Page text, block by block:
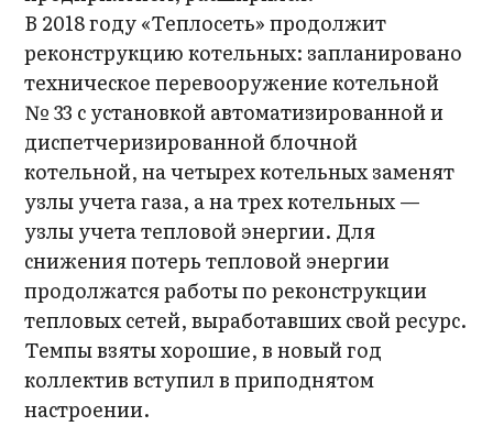
В 2018 году «Теплосеть» продолжит
реконструкцию котельных: запланировано
техническое перевооружение котельной
№ 33 с установкой автоматизированной и
диспетчеризированной блочной
котельной, на четырех котельных заменят
узлы учета газа, а на трех котельных —
узлы учета тепловой энергии. Для
снижения потерь тепловой энергии
продолжатся работы по реконструкции
тепловых сетей, выработавших свой ресурс.
Темпы взяты хорошие, в новый год
коллектив вступил в приподнятом
настроении.